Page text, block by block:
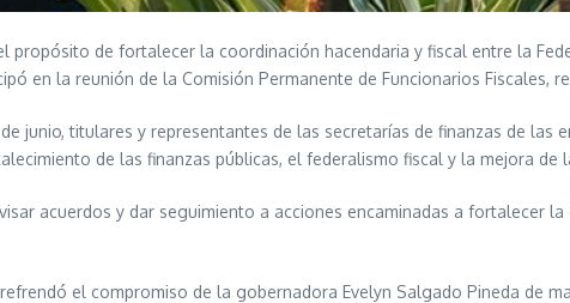
propósito de fortalecer la coordinación hacendaria y fiscal entre la
en la reunión de la Comisión Permanente de Funcionarios Fiscales,
junio, titulares y representantes de las secretarías de finanzas de las
de las finanzas públicas, el federalismo fiscal y la mejora de
acuerdos y dar seguimiento a acciones encaminadas a fortalecer
el compromiso de la gobernadora Evelyn Salgado Pineda de